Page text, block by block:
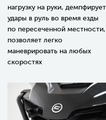
нагрузку на руки, демпфирует
удары в руль во время езды
по пересеченной местности,
позволяет легко
маневрировать на любых
скоростях